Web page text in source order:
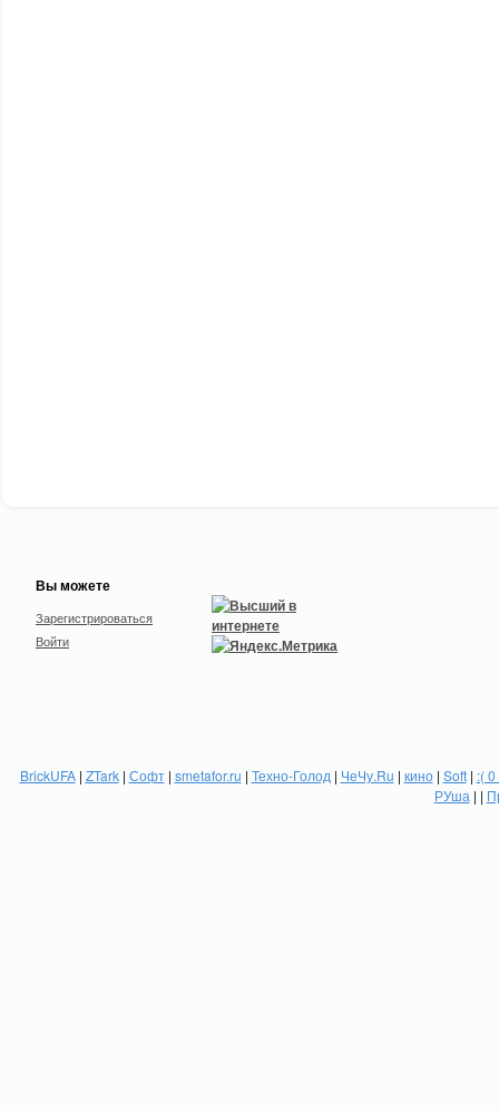
Вы можете
Зарегистрироваться
Войти
BrickUFA| ZTark| Софт| smetafor.ru | Техно-Голод | ЧеЧу.Ru | кино| Soft| :(
РУша | |